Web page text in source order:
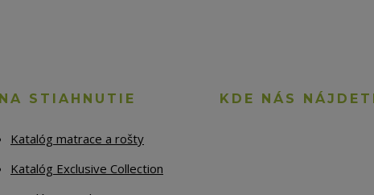
NA STIAHNUTIE
Katalóg matrace a rošty
Katalóg Exclusive Collection
KDE NÁS